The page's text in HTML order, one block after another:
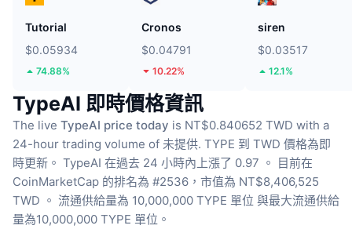
Tutorial
$0.05934
74.88%
Cronos
$0.04791
10.22%
siren
$0.03517
12.1%
TypeAI 即時價格資訊
The live TypeAI price today is NT$0.840652 TWD with a
24-hour trading volume of 未提供. TYPE 到 TWD 價格為即
時更新。 TypeAI 在過去 24 小時內上漲了 0.97 。
目前在
CoinMarketCap 的排名為 #2536，市值為 NT$8,406,525
TWD 。 流通供給量為 10,000,000 TYPE 單位 與最大流通供給
量為10,000,000 TYPE 單位。